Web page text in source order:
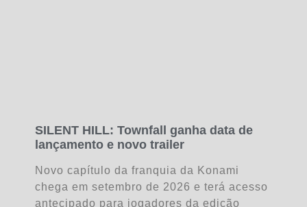
SILENT HILL: Townfall ganha data de
lançamento e novo trailer
Novo capítulo da franquia da Konami
chega em setembro de 2026 e terá acesso
antecipado para jogadores da edição